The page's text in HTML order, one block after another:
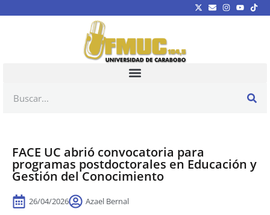
FACE UC abrió convocatoria para
programas postdoctorales en Educación y
Gestión del Conocimiento
26/04/2026 Azael Bernal